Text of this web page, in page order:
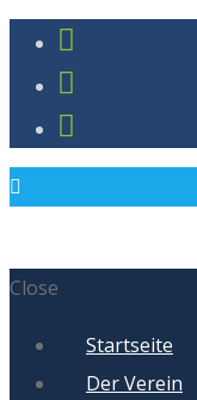
Close
Startseite
Der Verein